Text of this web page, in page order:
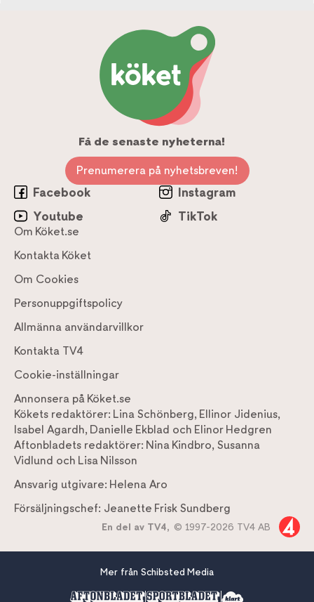
Få de senaste nyheterna!
Prenumerera på nyhetsbreven!
Facebook
Instagram
Youtube
TikTok
Om Köket.se
Kontakta Köket
Om Cookies
Personuppgiftspolicy
Allmänna användarvillkor
Kontakta TV4
Cookie-inställningar
Annonsera på Köket.se
Kökets redaktörer: Lina Schönberg, Ellinor Jidenius,
Isabel Agardh, Danielle Ekblad och Elinor Hedgren
Aftonbladets redaktörer: Nina Kindbro, Susanna
Vidlund och Lisa Nilsson
Ansvarig utgivare: Helena Aro
Försäljningschef: Jeanette Frisk Sundberg
En del av TV4, © 1997-2026 TV4 AB
Mer från Schibsted Media